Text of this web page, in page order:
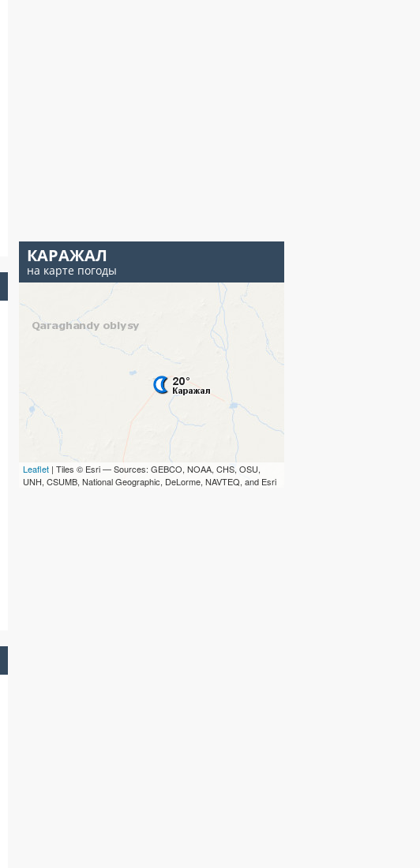
КАРАЖАЛ
на карте погоды
Leaflet | Tiles © Esri — Sources: GEBCO, NOAA, CHS, OSU,
UNH, CSUMB, National Geographic, DeLorme, NAVTEQ, and Esri